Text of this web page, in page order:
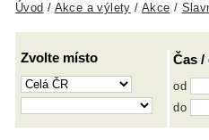
Úvod / Akce a výlety / Akce /
Zvolte místo Čas
od
do